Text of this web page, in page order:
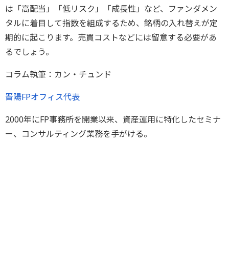
は「高配当」「低リスク」「成長性」など、ファンダメン
タルに着目して指数を組成するため、銘柄の入れ替えが定
期的に起こります。売買コストなどには留意する必要があ
るでしょう。
コラム執筆：カン・チュンド
晋陽FPオフィス代表
2000年にFP事務所を開業以来、資産運用に特化したセミナ
ー、コンサルティング業務を手がける。